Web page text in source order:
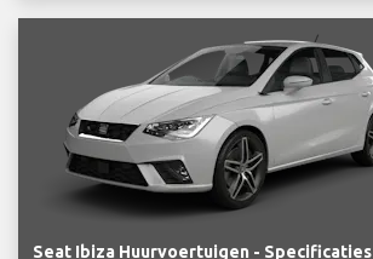
Seat Ibiza Huurvoertuigen - Specificaties